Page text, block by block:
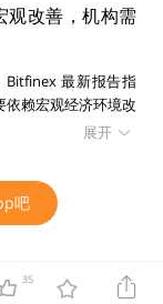
威泰达尔 47 亿美
7 月 31 日，Bitdeer
来西亚、俄亥俄等
观改善，机构需
Bitfinex 最新报告指
赖宏观经济环境改
增强之际，美国就
业财库抛售以及长
，风险资产普遍反
靠近。现货比特币
Strategy 出售 1638
展开
吧
35